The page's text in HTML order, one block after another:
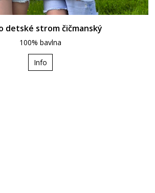
detské strom čičmanský
100% bavlna
Info